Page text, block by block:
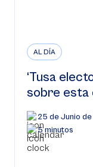
AL DÍA
‘Tusa
sobre esta
25 de Junio
5 minutos